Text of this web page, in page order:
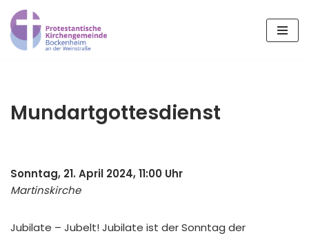
Zum
Inhalt
Mundartgottesdienst
Sonntag, 21. April 2024, 11:00 Uhr
Martinskirche
Jubilate – Jubelt! Jubilate ist der Sonntag der